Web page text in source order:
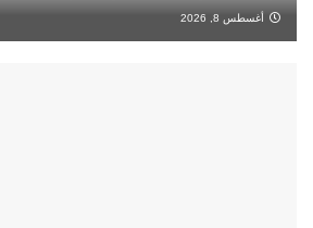
أغسطس 8, 2026